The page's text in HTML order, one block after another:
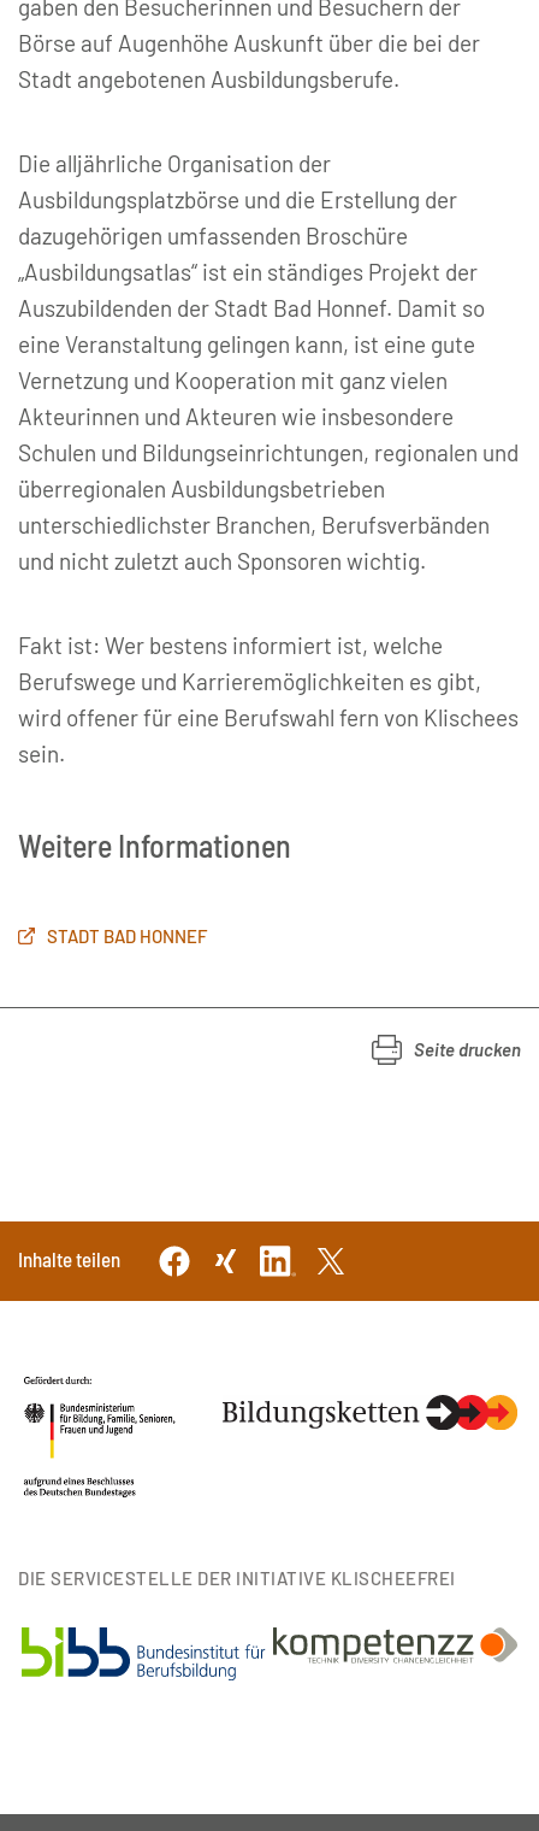
gaben den Besucherinnen und Besuchern der
Börse auf Augenhöhe Auskunft über die bei der
Stadt angebotenen Ausbildungsberufe.
Die alljährliche Organisation der
Ausbildungsplatzbörse und die Erstellung der
dazugehörigen umfassenden Broschüre
„Ausbildungsatlas“ ist ein ständiges Projekt der
Auszubildenden der Stadt Bad Honnef. Damit so
eine Veranstaltung gelingen kann, ist eine gute
Vernetzung und Kooperation mit ganz vielen
Akteurinnen und Akteuren wie insbesondere
Schulen und Bildungseinrichtungen, regionalen und
überregionalen Ausbildungsbetrieben
unterschiedlichster Branchen, Berufsverbänden
und nicht zuletzt auch Sponsoren wichtig.
Fakt ist: Wer bestens informiert ist, welche
Berufswege und Karrieremöglichkeiten es gibt,
wird offener für eine Berufswahl fern von Klischees
sein.
Weitere Informationen
STADT BAD HONNEF
Seite drucken
Inhalte teilen
DIE SERVICESTELLE DER INITIATIVE KLISCHEEFREI